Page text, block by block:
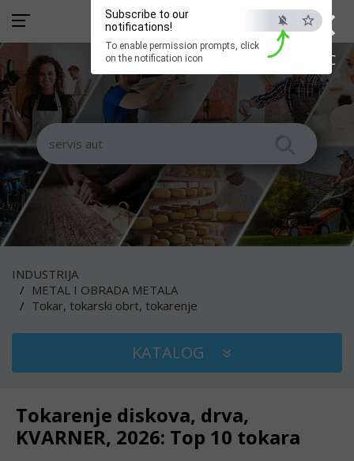
×
ESC
Subscribe to our
notifications!
To enable permission prompts, click
on the notification icon
INDUSTRIJA
METAL I OBRADA METALA
Tokar, tokarski obrt, tokarenje
KATALOG
Tokarenje diskova, drva,
KVARNER, 2026: Top 10 tokara